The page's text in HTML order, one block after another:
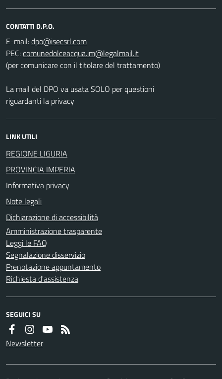
CONTATTI D.P.O.
E-mail:
PEC:
(per comunicare con il titolare del trattamento)
La mail del DPO va usata SOLO per questioni
riguardanti la privacy
LINK UTILI
REGIONE LIGURIA
PROVINCIA IMPERIA
Informativa privacy
Note legali
Dichiarazione di accessibilità
Amministrazione trasparente
Leggi le FAQ
Segnalazione disservizio
Prenotazione appuntamento
Richiesta d'assistenza
SEGUICI SU
Newsletter